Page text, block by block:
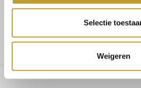
Selectie
Weigeren